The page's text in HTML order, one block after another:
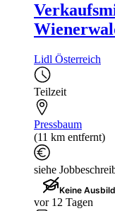
Lidl Österreich
Teilzeit
Pressbaum
(11 km entfernt)
siehe
Keine
vor 12 Tagen